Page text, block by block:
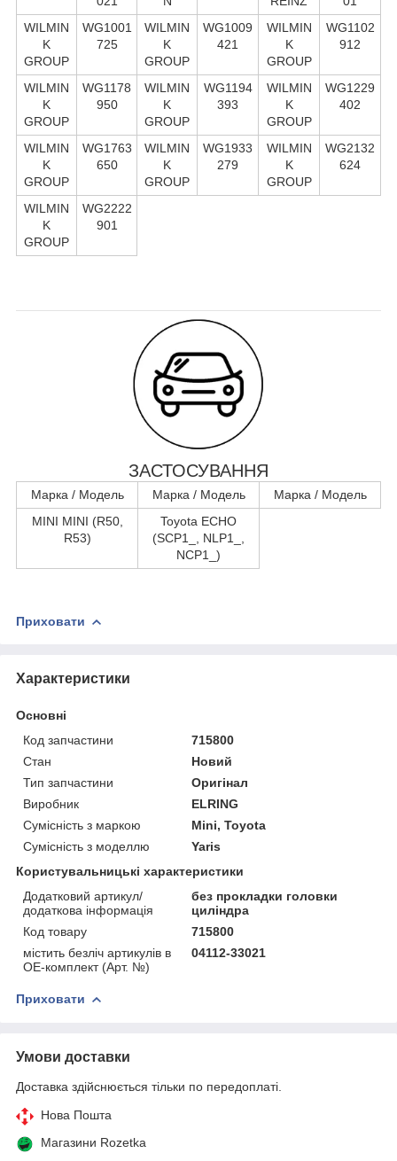
WILMIN
K
GROUP
WG1001
725
WILMIN
K
GROUP
WG1009
421
WILMIN
K
GROUP
WG1102
912
WILMIN
K
GROUP
WG1178
950
WILMIN
K
GROUP
WG1194
393
WILMIN
K
GROUP
WG1229
402
WILMIN
K
GROUP
WG1763
650
WILMIN
K
GROUP
WG1933
279
WILMIN
K
GROUP
WG2132
624
WILMIN
K
GROUP
WG2222
901
ЗАСТОСУВАННЯ
Марка / Модель Марка / Модель
Марка / Модель
MINI MINI (R50,
R53)
Toyota ECHO
(SCP1_, NLP1_,
NCP1_)
Приховати
Характеристики
Основні
Код запчастини
715800
Стан
Новий
Тип запчастини
Оригінал
Виробник
ELRING
Сумісність з маркою
Mini, Toyota
Сумісність з моделлю
Yaris
Користувальницькі характеристики
Додатковий артикул/
додаткова інформація
без прокладки головки
циліндра
Код товару
715800
містить безліч артикулів в
ОЕ-комплект (Арт. №)
04112-33021
Приховати
Умови доставки
Доставка здійснюється тільки по передоплаті.
Нова Пошта
Магазини Rozetka